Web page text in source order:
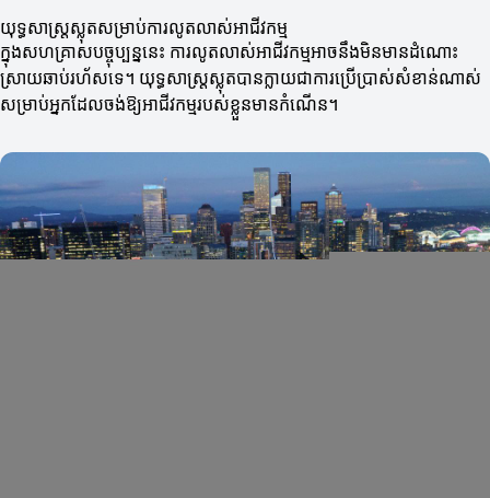
យុទ្ធសាស្រ្តស្លុតសម្រាប់ការលូតលាស់អាជីវកម្ម
ក្នុងសហគ្រាសបច្ចុប្បន្ននេះ ការលូតលាស់អាជីវកម្មអាចនឹងមិនមានដំណោះ
ស្រាយឆាប់រហ័សទេ។ យុទ្ធសាស្រ្តស្លុតបានក្លាយជាការប្រើប្រាស់សំខាន់ណាស់
សម្រាប់អ្នកដែលចង់ឱ្យអាជីវកម្មរបស់ខ្លួនមានកំណើន។